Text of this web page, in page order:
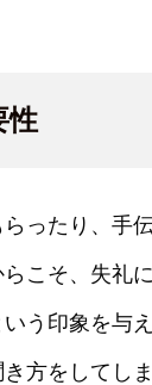
性
ったり、手
こそ、失礼
う印象を与
方をしてし